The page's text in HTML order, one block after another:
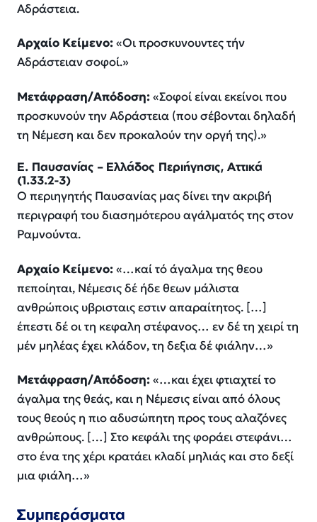
Αδράστεια.
Αρχαίο Κείμενο:«Οι προσκυνουντες τήν
Αδράστειαν σοφοί.»
Μετάφραση/Απόδοση:«Σοφοί είναι εκείνοι που
προσκυνούν την Αδράστεια (που σέβονται δηλαδή
τη Νέμεση και δεν προκαλούν την οργή της).»
Ε. Παυσανίας – Ελλάδος Περιήγησις, Αττικά
(1.33.2-3)
Ο περιηγητής Παυσανίας μας δίνει την ακριβή
περιγραφή του διασημότερου αγάλματός της στον
Ραμνούντα.
Αρχαίο Κείμενο:«…καί τό άγαλμα της θεου
πεποίηται, Νέμεσις δέ ήδε θεων μάλιστα
ανθρώποις υβρισταις εστιν απαραίτητος. […]
έπεστι δέ οι τη κεφαλη στέφανος… εν δέ τη χειρί τη
μέν μηλέας έχει κλάδον, τη δεξια δέ φιάλην…»
Μετάφραση/Απόδοση:«…και έχει φτιαχτεί το
άγαλμα της θεάς, και η Νέμεσις είναι από όλους
τους θεούς η πιο αδυσώπητη προς τους αλαζόνες
ανθρώπους. […] Στο κεφάλι της φοράει στεφάνι…
στο ένα της χέρι κρατάει κλαδί μηλιάς και στο δεξί
μια φιάλη…»
Συμπεράσματα